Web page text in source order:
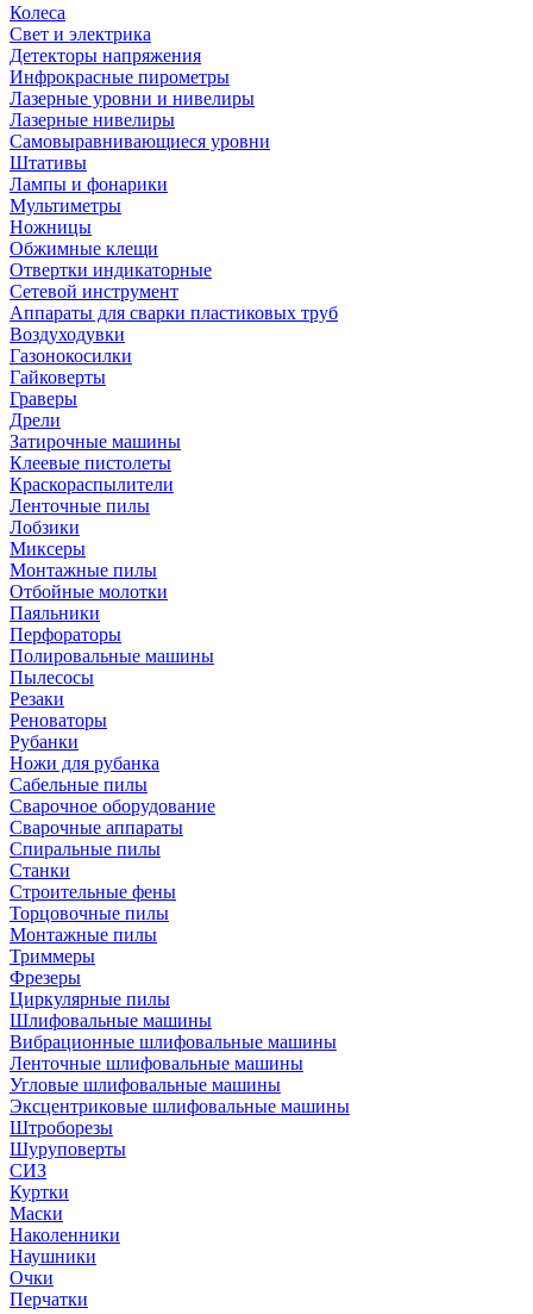
Колеса
Свет и электрика
Детекторы напряжения
Инфрокрасные пирометры
Лазерные уровни и нивелиры
Лазерные нивелиры
Самовыравнивающиеся уровни
Штативы
Лампы и фонарики
Мультиметры
Ножницы
Обжимные клещи
Отвертки индикаторные
Сетевой инструмент
Аппараты для сварки пластиковых труб
Воздуходувки
Газонокосилки
Гайковерты
Граверы
Дрели
Затирочные машины
Клеевые пистолеты
Краскораспылители
Ленточные пилы
Лобзики
Миксеры
Монтажные пилы
Отбойные молотки
Паяльники
Перфораторы
Полировальные машины
Пылесосы
Резаки
Реноваторы
Рубанки
Ножи для рубанка
Сабельные пилы
Сварочное оборудование
Сварочные аппараты
Спиральные пилы
Станки
Строительные фены
Торцовочные пилы
Монтажные пилы
Триммеры
Фрезеры
Циркулярные пилы
Шлифовальные машины
Вибрационные шлифовальные машины
Ленточные шлифовальные машины
Угловые шлифовальные машины
Эксцентриковые шлифовальные машины
Штроборезы
Шуруповерты
СИЗ
Куртки
Маски
Наколенники
Наушники
Очки
Перчатки